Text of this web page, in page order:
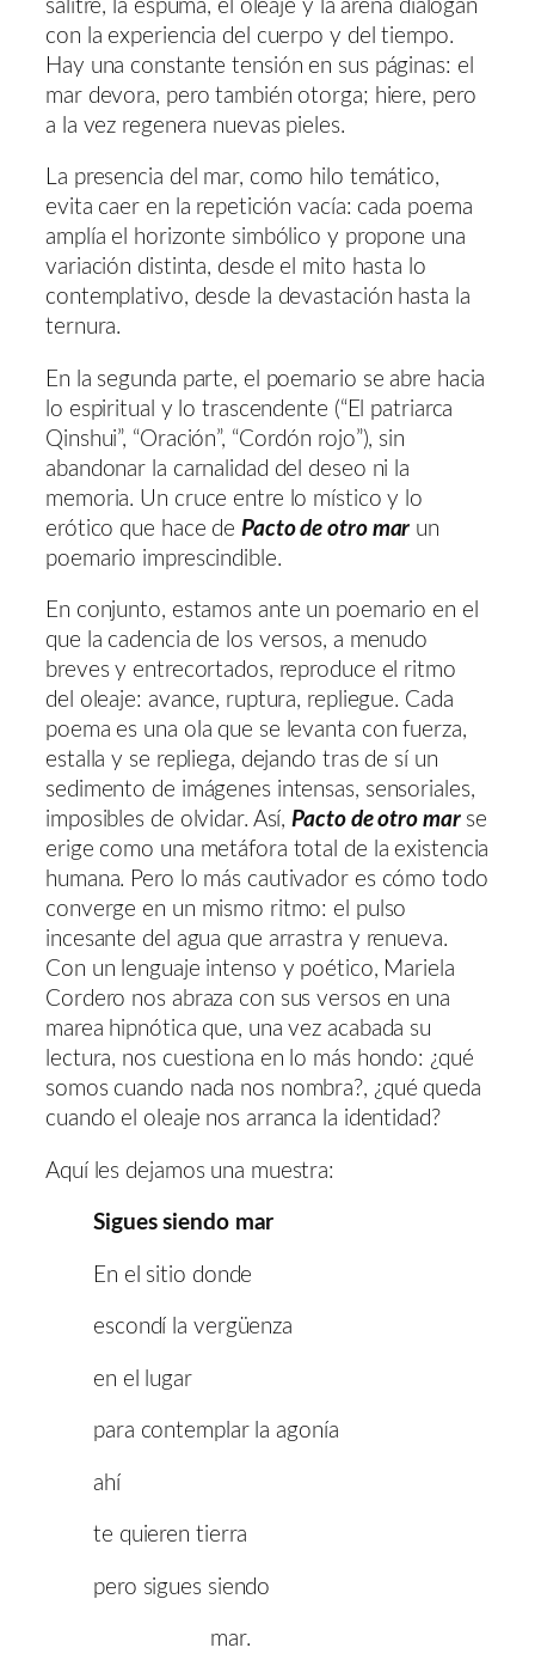
salitre, la espuma, el oleaje y la arena dialogan
con la experiencia del cuerpo y del tiempo.
Hay una constante tensión en sus páginas: el
mar devora, pero también otorga; hiere, pero
a la vez regenera nuevas pieles.
La presencia del mar, como hilo temático,
evita caer en la repetición vacía: cada poema
amplía el horizonte simbólico y propone una
variación distinta, desde el mito hasta lo
contemplativo, desde la devastación hasta la
ternura.
En la segunda parte, el poemario se abre hacia
lo espiritual y lo trascendente (“El patriarca
Qinshui”, “Oración”, “Cordón rojo”), sin
abandonar la carnalidad del deseo ni la
memoria. Un cruce entre lo místico y lo
erótico que hace de Pacto de otro mar un
poemario imprescindible.
En conjunto, estamos ante un poemario en el
que la cadencia de los versos, a menudo
breves y entrecortados, reproduce el ritmo
del oleaje: avance, ruptura, repliegue. Cada
poema es una ola que se levanta con fuerza,
estalla y se repliega, dejando tras de sí un
sedimento de imágenes intensas, sensoriales,
imposibles de olvidar. Así,Pacto de otro marse
erige como una metáfora total de la existencia
humana. Pero lo más cautivador es cómo todo
converge en un mismo ritmo: el pulso
incesante del agua que arrastra y renueva.
Con un lenguaje intenso y poético, Mariela
Cordero nos abraza con sus versos en una
marea hipnótica que, una vez acabada su
lectura, nos cuestiona en lo más hondo: ¿qué
somos cuando nada nos nombra?, ¿qué queda
cuando el oleaje nos arranca la identidad?
Aquí les dejamos una muestra:
Sigues siendo mar
En el sitio donde
escondí la vergüenza
en el lugar
para contemplar la agonía
ahí
te quieren tierra
pero sigues siendo
​​ ​​ ​​ ​​ ​​ ​​ ​​ ​​ ​​ ​​ ​​ ​​ ​​ ​​ ​​ ​​ ​​ ​​ ​​​​ mar.